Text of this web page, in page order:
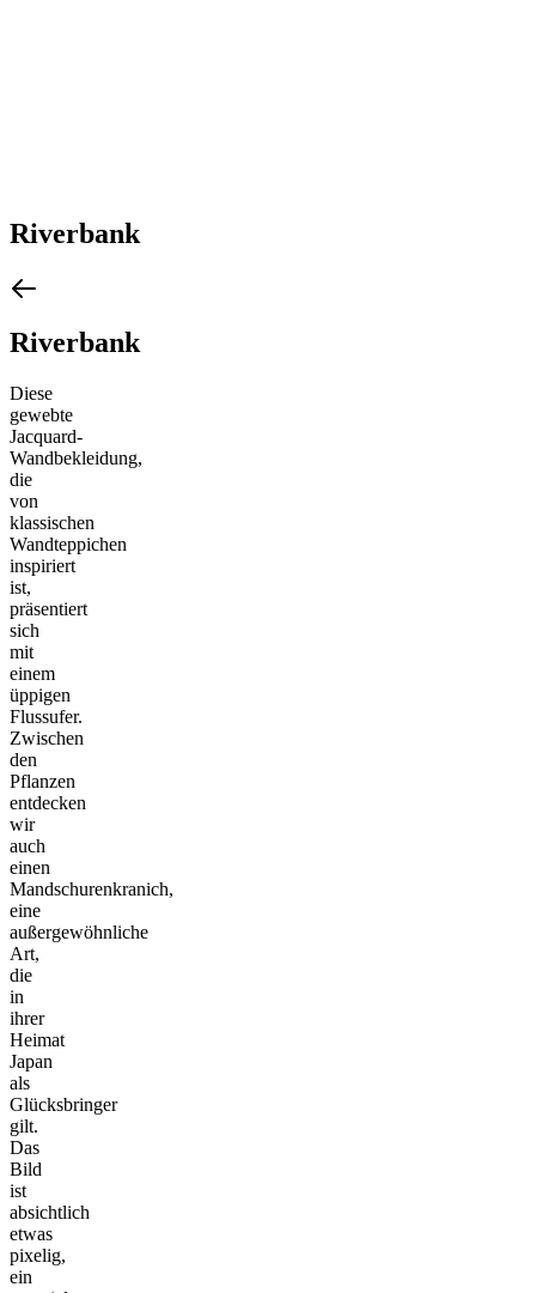
Riverbank
Riverbank
Diese
gewebte
Jacquard-
Wandbekleidung,
die
von
klassischen
Wandteppichen
inspiriert
ist,
präsentiert
sich
mit
einem
üppigen
Flussufer.
Zwischen
den
Pflanzen
entdecken
wir
auch
einen
Mandschurenkranich,
eine
außergewöhnliche
Art,
die
in
ihrer
Heimat
Japan
als
Glücksbringer
gilt.
Das
Bild
ist
absichtlich
etwas
pixelig,
ein